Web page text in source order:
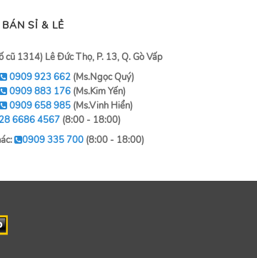
SỈ & LẺ
cũ 1314) Lê Đức Thọ, P. 13, Q. Gò Vấp
0909 923 662 (Ms.Ngọc Quý)
0909 883 176 (Ms.Kim Yến)
0909 658 985 (Ms.Vinh Hiển)
6686 4567 (8:00 - 18:00)
0909 335 700 (8:00 - 18:00)